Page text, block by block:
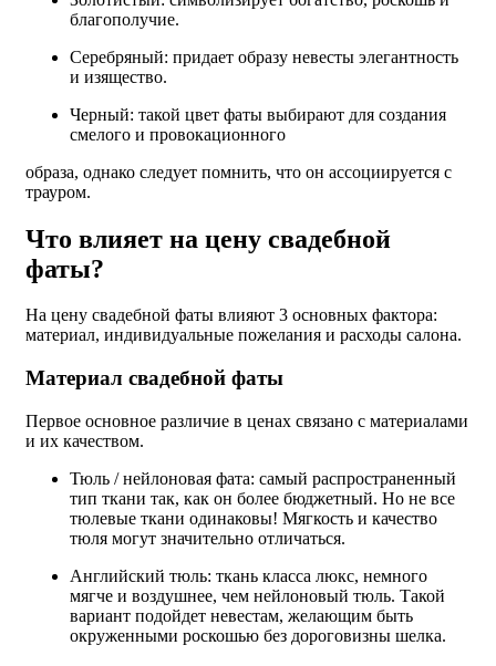
благополучие.
Серебряный: придает образу невесты элегантность
и изящество.
Черный: такой цвет фаты выбирают для создания
смелого и провокационного
образа, однако следует помнить, что он ассоциируется с
трауром.
Что влияет на цену свадебной
фаты?
На цену свадебной фаты влияют 3 основных фактора:
материал, индивидуальные пожелания и расходы салона.
Материал свадебной фаты
Первое основное различие в ценах связано с материалами
и их качеством.
Тюль / нейлоновая фата: самый распространенный
тип ткани так, как он более бюджетный. Но не все
тюлевые ткани одинаковы! Мягкость и качество
тюля могут значительно отличаться.
Английский тюль: ткань класса люкс, немного
мягче и воздушнее, чем нейлоновый тюль. Такой
вариант подойдет невестам, желающим быть
окруженными роскошью без дороговизны шелка.